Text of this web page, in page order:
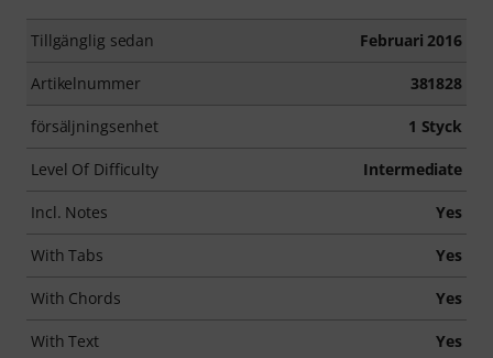
Tillgänglig sedan Februari 2016
Artikelnummer 381828
försäljningsenhet 1 Styck
Level Of Difficulty Intermediate
Incl. Notes Yes
With Tabs Yes
With Chords Yes
With Text Yes